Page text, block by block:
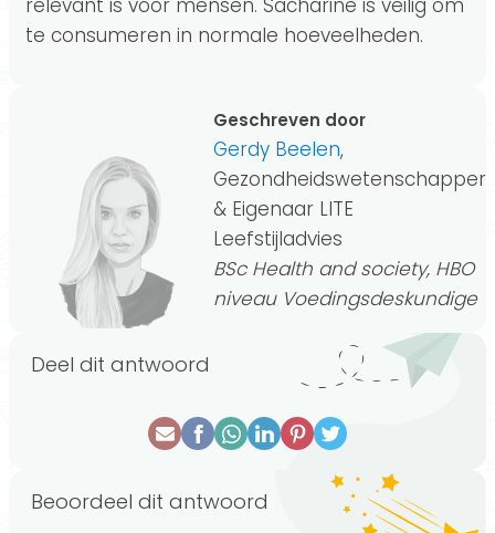
relevant is voor mensen. Sacharine is veilig om
te consumeren in normale hoeveelheden.
Geschreven door
Gerdy Beelen,
Gezondheidswetenschapper
& Eigenaar LITE
Leefstijladvies
BSc Health and society, HBO
niveau Voedingsdeskundige
Deel dit antwoord
Beoordeel dit antwoord